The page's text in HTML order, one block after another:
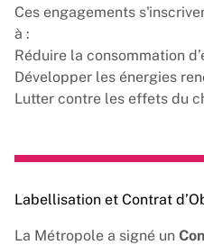
Ces engagements
à :
Réduire la consommation
Développer les énergies
Lutter contre les effets du
Labellisation et Contrat
La Métropole a signé un